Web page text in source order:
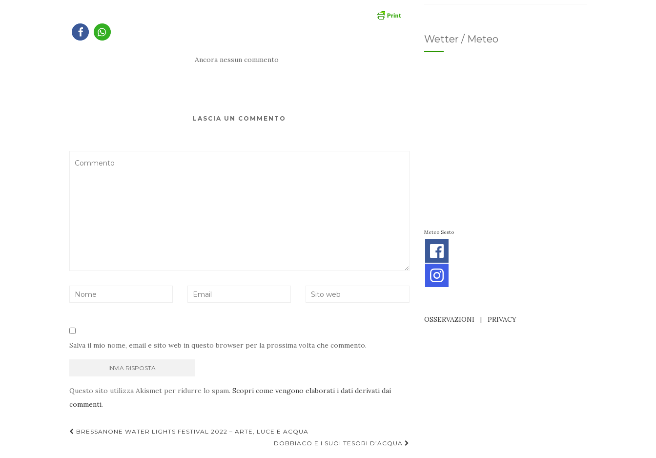
Ancora nessun commento
LASCIA UN COMMENTO
Salva il mio nome, email e sito web in questo browser per la prossima volta che commento.
Questo sito utilizza Akismet per ridurre lo spam. Scopri come vengono elaborati i dati derivati dai
commenti.
Navigazione
BRESSANONE WATER LIGHTS FESTIVAL 2022 – ARTE, LUCE E ACQUA
DOBBIACO E I SUOI TESORI D’ACQUA
Wetter / Meteo
Meteo Sesto
OSSERVAZIONI | PRIVACY